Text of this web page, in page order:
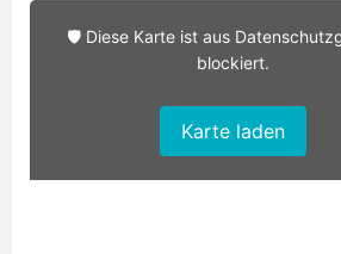
🛡️ Diese Karte ist aus
blockiert.
Karte laden